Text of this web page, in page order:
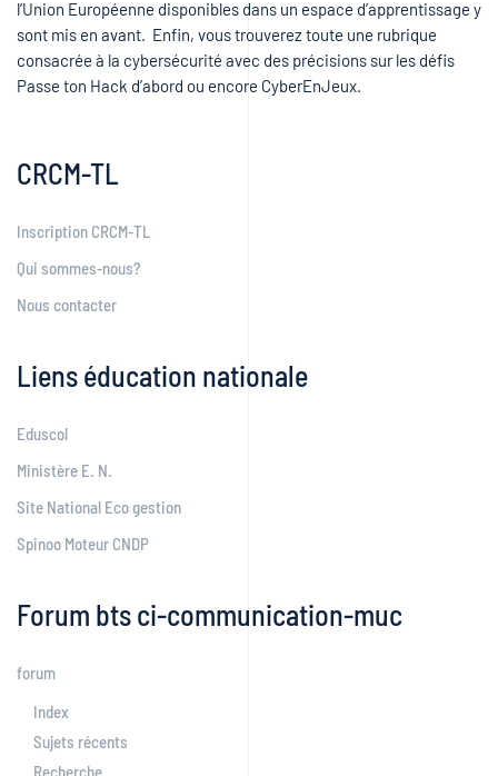
l’Union Européenne disponibles dans un espace d’apprentissage y
sont mis en avant. Enfin, vous trouverez toute une rubrique
consacrée à la cybersécurité avec des précisions sur les défis
Passe ton Hack d’abord ou encore CyberEnJeux.
CRCM-TL
Inscription CRCM-TL
Qui sommes-nous?
Nous contacter
Liens éducation nationale
Eduscol
Ministère E. N.
Site National Eco gestion
Spinoo Moteur CNDP
Forum bts ci-communication-muc
forum
Index
Sujets récents
Recherche